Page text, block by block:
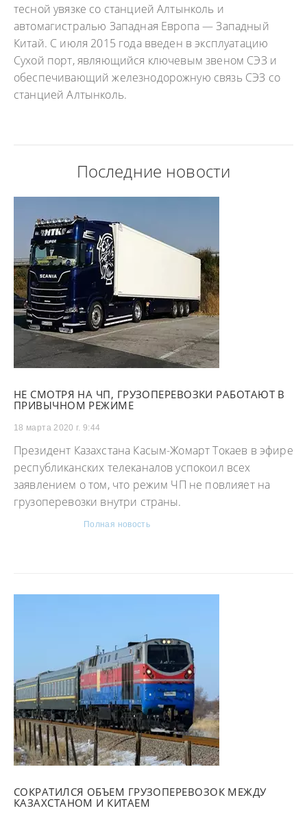
тесной увязке со станцией Алтынколь и
автомагистралью Западная Европа — Западный
Китай. С июля 2015 года введен в эксплуатацию
Сухой порт, являющийся ключевым звеном СЭЗ и
обеспечивающий железнодорожную связь СЭЗ со
станцией Алтынколь.
Последние новости
НЕ СМОТРЯ НА ЧП, ГРУЗОПЕРЕВОЗКИ РАБОТАЮТ В
ПРИВЫЧНОМ РЕЖИМЕ
18 марта 2020 г. 9:44
Президент Казахстана Касым-Жомарт Токаев в эфире
республиканских телеканалов успокоил всех
заявлением о том, что режим ЧП не повлияет на
грузоперевозки внутри страны.
Полная новость
СОКРАТИЛСЯ ОБЪЕМ ГРУЗОПЕРЕВОЗОК МЕЖДУ
КАЗАХСТАНОМ И КИТАЕМ